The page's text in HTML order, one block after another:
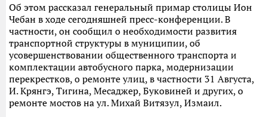
Об этом рассказал генеральный примар столицы Ион
Чебан в ходе сегодняшней пресс-конференции. В
частности, он сообщил о необходимости развития
транспортной структуры в муниципии, об
усовершенствовании общественного транспорта и
комплектации автобусного парка, модернизации
перекрестков, о ремонте улиц, в частности 31 Августа,
И. Крянгэ, Тигина, Месаджер, Буковиней и других, о
ремонте мостов на ул. Михай Витязул, Измаил.